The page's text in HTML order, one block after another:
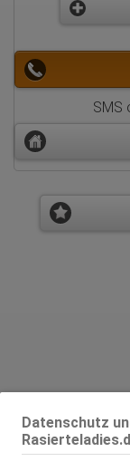
Datenschutz
SMS
Geschlecht:
Körpergröße: